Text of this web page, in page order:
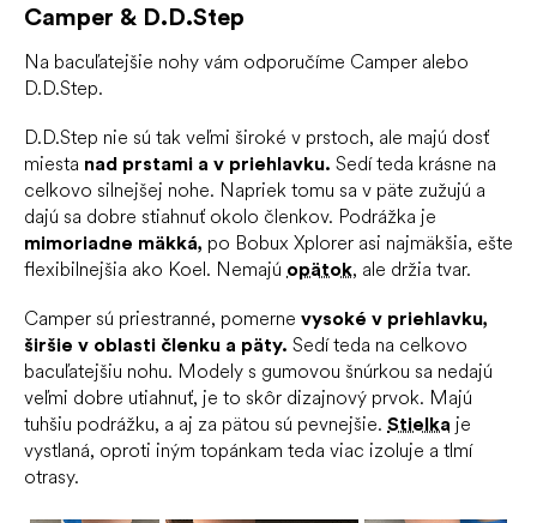
Camper & D.D.Step
Na bacuľatejšie nohy vám odporučíme Camper alebo
D.D.Step.
D.D.Step nie sú tak veľmi široké v prstoch, ale majú dosť
miesta nad prstami a v priehlavku. Sedí teda krásne na
celkovo silnejšej nohe. Napriek tomu sa v päte zužujú a
dajú sa dobre stiahnuť okolo členkov. Podrážka je
mimoriadne mäkká, po Bobux Xplorer asi najmäkšia, ešte
flexibilnejšia ako Koel. Nemajú opätok, ale držia tvar.
Camper sú priestranné, pomerne vysoké v priehlavku,
širšie v oblasti členku a päty. Sedí teda na celkovo
bacuľatejšiu nohu. Modely s gumovou šnúrkou sa nedajú
veľmi dobre utiahnuť, je to skôr dizajnový prvok. Majú
tuhšiu podrážku, a aj za pätou sú pevnejšie. Stielka je
vystlaná, oproti iným topánkam teda viac izoluje a tlmí
otrasy.